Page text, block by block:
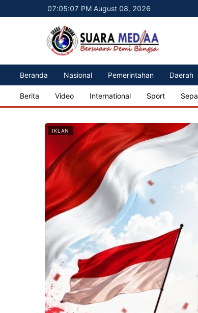
07:05:09 PM August 08, 2026
Beranda Nasional Pemerintahan Daerah
Berita Video International Sport
IKLAN